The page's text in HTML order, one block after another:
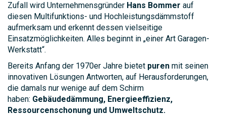
Zufall wird Unternehmensgründer Hans Bommer auf
diesen Multifunktions- und Hochleistungsdämmstoff
aufmerksam und erkennt dessen vielseitige
Einsatzmöglichkeiten. Alles beginnt in „einer Art Garagen-
Werkstatt“.
Bereits Anfang der 1970er Jahre bietet puren mit seinen
innovativen Lösungen Antworten, auf Herausforderungen,
die damals nur wenige auf dem Schirm
haben: Gebäudedämmung, Energieeffizienz,
Ressourcenschonung und Umweltschutz.